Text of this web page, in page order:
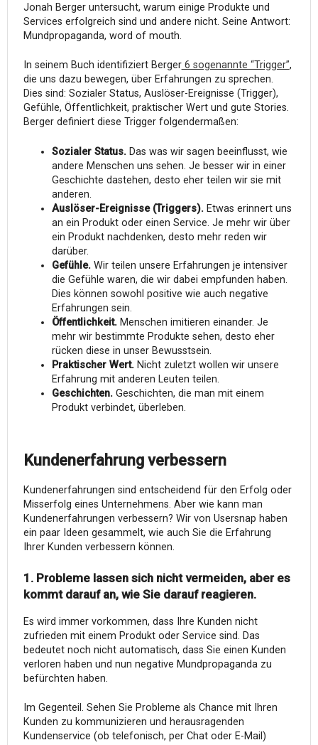
Jonah Berger untersucht, warum einige Produkte und
Services erfolgreich sind und andere nicht. Seine Antwort:
Mundpropaganda, word of mouth.
In seinem Buch identifiziert Berger6 sogenannte “Trigger”,
die uns dazu bewegen, über Erfahrungen zu sprechen.
Dies sind: Sozialer Status, Auslöser-Ereignisse (Trigger),
Gefühle, Öffentlichkeit, praktischer Wert und gute Stories.
Berger definiert diese Trigger folgendermaßen:
Sozialer Status. Das was wir sagen beeinflusst, wie
andere Menschen uns sehen. Je besser wir in einer
Geschichte dastehen, desto eher teilen wir sie mit
anderen.
Auslöser-Ereignisse (Triggers).Etwas erinnert uns
an ein Produkt oder einen Service. Je mehr wir über
ein Produkt nachdenken, desto mehr reden wir
darüber.
Gefühle.Wir teilen unsere Erfahrungen je intensiver
die Gefühle waren, die wir dabei empfunden haben.
Dies können sowohl positive wie auch negative
Erfahrungen sein.
Öffentlichkeit. Menschen imitieren einander. Je
mehr wir bestimmte Produkte sehen, desto eher
rücken diese in unser Bewusstsein.
Praktischer Wert.Nicht zuletzt wollen wir unsere
Erfahrung mit anderen Leuten teilen.
Geschichten.Geschichten, die man mit einem
Produkt verbindet, überleben.
Kundenerfahrung verbessern
Kundenerfahrungen sind entscheidend für den Erfolg oder
Misserfolg eines Unternehmens. Aber wie kann man
Kundenerfahrungen verbessern? Wir von Usersnap haben
ein paar Ideen gesammelt, wie auch Sie die Erfahrung
Ihrer Kunden verbessern können.
1. Probleme lassen sich nicht vermeiden, aber es
kommt darauf an, wie Sie darauf reagieren.
Es wird immer vorkommen, dass Ihre Kunden nicht
zufrieden mit einem Produkt oder Service sind. Das
bedeutet noch nicht automatisch, dass Sie einen Kunden
verloren haben und nun negative Mundpropaganda zu
befürchten haben.
Im Gegenteil. Sehen Sie Probleme als Chance mit Ihren
Kunden zu kommunizieren und herausragenden
Kundenservice (ob telefonisch, per Chat oder E-Mail)